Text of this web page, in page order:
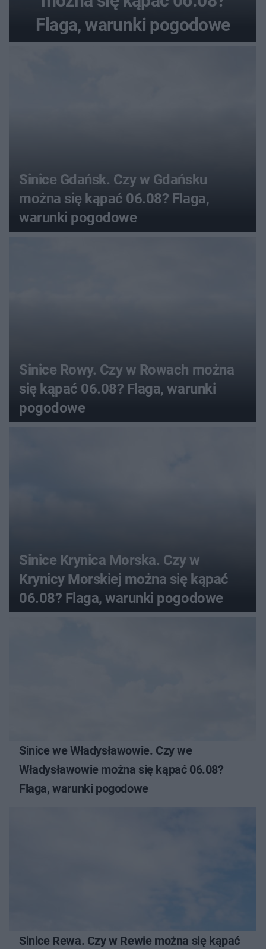
Flaga, warunki pogodowe
Sinice Gdańsk. Czy w Gdańsku
można się kąpać 06.08? Flaga,
warunki pogodowe
Sinice Rowy. Czy w Rowach można
się kąpać 06.08? Flaga, warunki
pogodowe
Sinice Krynica Morska. Czy w
Krynicy Morskiej można się kąpać
06.08? Flaga, warunki pogodowe
Sinice we Władysławowie. Czy we
Władysławowie można się kąpać 06.08?
Flaga, warunki pogodowe
Sinice Rewa. Czy w Rewie można się kąpać